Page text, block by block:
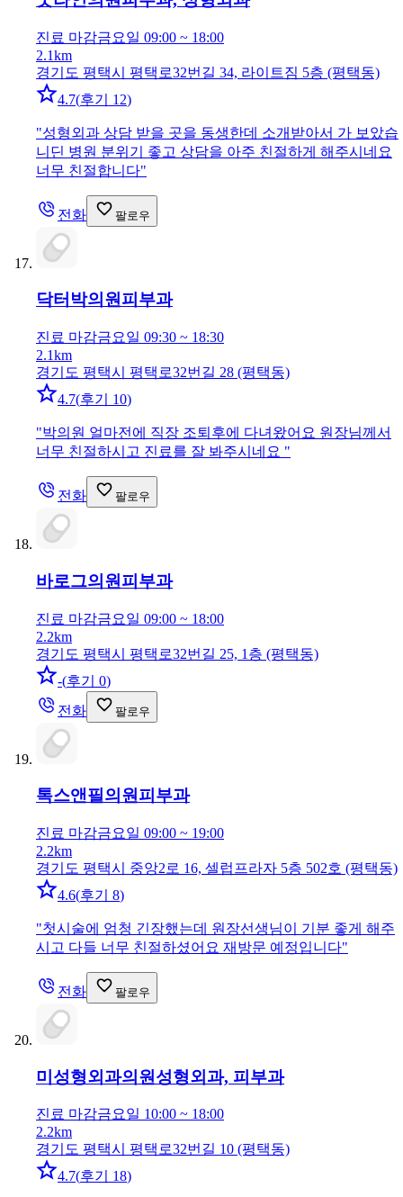
진료 마감금요일 09:00 ~ 18:00
2.1km
경기도 평택시 평택로32번길 34, 라이트짐 5층 (평택동)
4.7(후기 12)
"성형외과 상담 받을 곳을 동생한데 소개받아서 가 보았습
니딘 병원 분위기 좋고 상담을 아주 친절하게 해주시네요
너무 친절합니다"
전화 팔로우
닥터박의원피부과
진료 마감금요일 09:30 ~ 18:30
2.1km
경기도 평택시 평택로32번길 28 (평택동)
4.7(후기 10)
"박의원 얼마전에 직장 조퇴후에 다녀왔어요 원장님께서
너무 친절하시고 진료를 잘 봐주시네요 "
전화 팔로우
바로그의원 피부과
진료 마감금요일 09:00 ~ 18:00
2.2km
경기도 평택시 평택로32번길 25, 1층 (평택동)
-(후기 0)
전화
팔로우
톡스앤필의원피부과
진료 마감금요일 09:00 ~ 19:00
2.2km
경기도 평택시 중앙2로 16, 셀럽프라자 5층 502호 (평택동)
4.6(후기 8)
"첫시술에 엄청 긴장했는데 원장선생님이 기분 좋게 해주
시고 다들 너무 친절하셨어요 재방문 예정입니다"
전화 팔로우
미성형외과의원 성형외과, 피부과
진료 마감금요일 10:00 ~ 18:00
2.2km
경기도 평택시 평택로32번길 10 (평택동)
4.7(후기 18)